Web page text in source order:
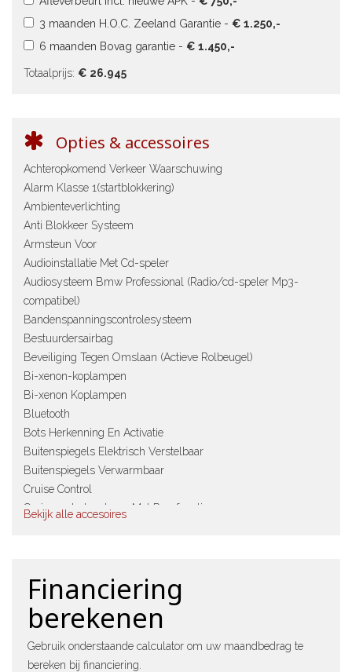
3 maanden H.O.C. Zeeland Garantie - € 1.250,-
6 maanden Bovag garantie - € 1.450,-
Totaalprijs: € 26.945
Opties & accessoires
Achteropkomend Verkeer Waarschuwing
Alarm Klasse 1(startblokkering)
Ambienteverlichting
Anti Blokkeer Systeem
Armsteun Voor
Audioinstallatie Met Cd-speler
Audiosysteem Bmw Professional (Radio/cd-speler Mp3-
compatibel)
Bandenspanningscontrolesysteem
Bestuurdersairbag
Beveiliging Tegen Omslaan (Actieve Rolbeugel)
Bi-xenon-koplampen
Bi-xenon Koplampen
Bluetooth
Bots Herkenning En Activatie
Buitenspiegels Elektrisch Verstelbaar
Buitenspiegels Verwarmbaar
Cruise Control
Cruisecontrolsysteem Met Remfunctie
Electronic Climate Control
Elektrische Ramen Voor En Achter
Elektronisch Stabiliteits Programma
Handsfree-installatie Bluetooth Met Usb-audio-interface
Instaplijsten Met Inlegger In Aluminium
Bekijk alle accesoires
Financiering
berekenen
Gebruik onderstaande calculator om uw maandbedrag te
bereken bij financiering.